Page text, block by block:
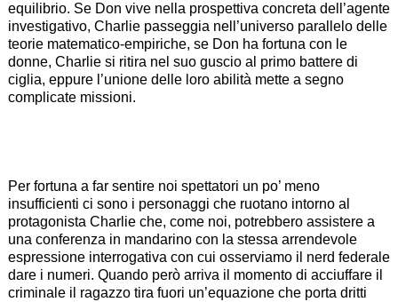
equilibrio. Se Don vive nella prospettiva concreta dell’agente
investigativo, Charlie passeggia nell’universo parallelo delle
teorie matematico-empiriche, se Don ha fortuna con le
donne, Charlie si ritira nel suo guscio al primo battere di
ciglia, eppure l’unione delle loro abilità mette a segno
complicate missioni.
Per fortuna a far sentire noi spettatori un po’ meno
insufficienti ci sono i personaggi che ruotano intorno al
protagonista Charlie che, come noi, potrebbero assistere a
una conferenza in mandarino con la stessa arrendevole
espressione interrogativa con cui osserviamo il nerd federale
dare i numeri. Quando però arriva il momento di acciuffare il
criminale il ragazzo tira fuori un’equazione che porta dritti